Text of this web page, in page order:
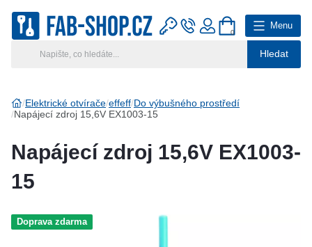
Hledat
0
Menu
Hlavní kategorie
Klíčové systémy
Katalog
Elektrické otvírače effeff Do výbušného prostředí
Napájecí zdroj 15,6V EX1003-15
Napájecí zdroj 15,6V EX1003-
15
Doprava zdarma